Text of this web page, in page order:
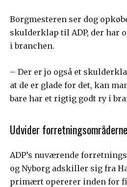
Borgmesteren ser dog
skulderklap til ADP, der har
i branchen.
– Der er jo også et
at de er glade for det, kan
bare har et rigtig godt ry i
Udvider forretningsområderne
ADP’s nuværende
og Nyborg adskiller sig fra
primært opererer inden for